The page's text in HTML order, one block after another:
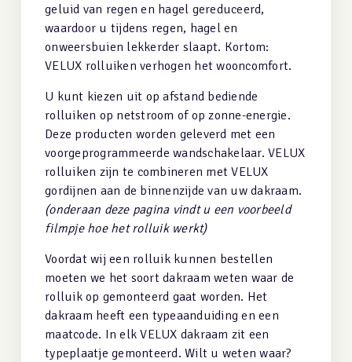
geluid van regen en hagel gereduceerd,
waardoor u tijdens regen, hagel en
onweersbuien lekkerder slaapt. Kortom:
VELUX rolluiken verhogen het wooncomfort.
U kunt kiezen uit op afstand bediende
rolluiken op netstroom of op zonne-energie.
Deze producten worden geleverd met een
voorgeprogrammeerde wandschakelaar. VELUX
rolluiken zijn te combineren met VELUX
gordijnen aan de binnenzijde van uw dakraam.
(onderaan deze pagina vindt u een voorbeeld
filmpje hoe het rolluik werkt)
Voordat wij een rolluik kunnen bestellen
moeten we het soort dakraam weten waar de
rolluik op gemonteerd gaat worden. Het
dakraam heeft een typeaanduiding en een
maatcode. In elk VELUX dakraam zit een
typeplaatje gemonteerd. Wilt u weten waar?